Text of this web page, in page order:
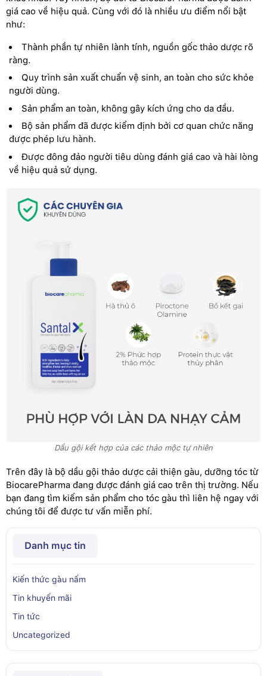
giá cao về hiệu quả. Cùng với đó là nhiều ưu điểm nổi bật
như:
Thành phần tự nhiên lành tính, nguồn gốc thảo dược rõ
ràng.
Quy trình sản xuất chuẩn vệ sinh, an toàn cho sức khỏe
người dùng.
Sản phẩm an toàn, không gây kích ứng cho da đầu.
Bộ sản phẩm đã được kiểm định bởi cơ quan chức năng
được phép lưu hành.
Được đông đảo người tiêu dùng đánh giá cao và hài lòng
về hiệu quả sử dụng.
Dầu gội kết hợp của các thảo mộc tự nhiên
Trên đây là bộ dầu gội thảo dược cải thiện gàu, dưỡng tóc từ
BiocarePharma đang được đánh giá cao trên thị trường. Nếu
bạn đang tìm kiếm sản phẩm cho tóc gàu thì liên hệ ngay với
chúng tôi để được tư vấn miễn phí.
Danh mục tin
Kiến thức gàu nấm
Tin khuyến mãi
Tin tức
Uncategorized